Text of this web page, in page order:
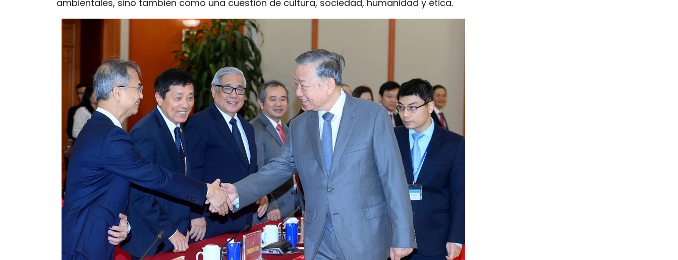
ambientales, sino también como una cuestión de cultura, sociedad, humanidad y ética.